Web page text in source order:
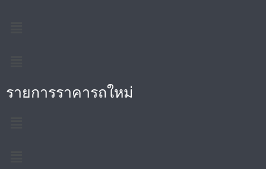
รายการราคารถใหม่